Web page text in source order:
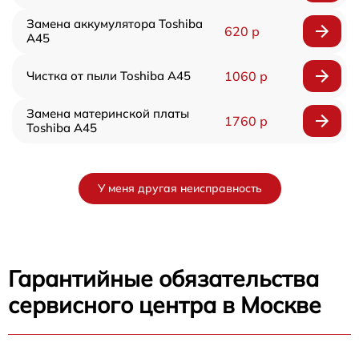
Замена аккумулятора Toshiba
A45
620 р
Чистка от пыли Toshiba A45 1060 р
Замена материнской платы
Toshiba A45
1760 р
У меня другая неисправность
Гарантийные обязательства
сервисного центра в Москве